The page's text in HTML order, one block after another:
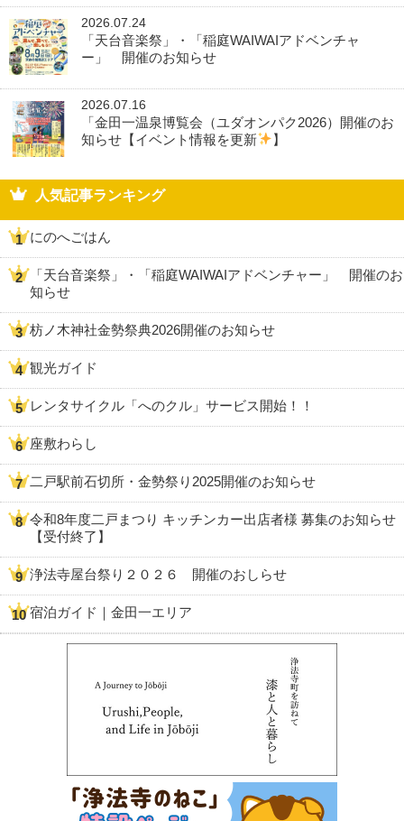
2026.07.24
「天台音楽祭」・「稲庭WAIWAIアドベンチャ
ー」 開催のお知らせ
2026.07.16
「金田一温泉博覧会（ユダオンパク2026）開催のお
知らせ【イベント情報を更新
】
人気記事ランキング
にのへごはん
「天台音楽祭」・「稲庭WAIWAIアドベンチャー」 開催のお
知らせ
枋ノ木神社金勢祭典2026開催のお知らせ
観光ガイド
レンタサイクル「へのクル」サービス開始！！
座敷わらし
二戸駅前石切所・金勢祭り2025開催のお知らせ
令和8年度二戸まつり キッチンカー出店者様 募集のお知らせ
【受付終了】
浄法寺屋台祭り２０２６ 開催のおしらせ
宿泊ガイド｜金田一エリア